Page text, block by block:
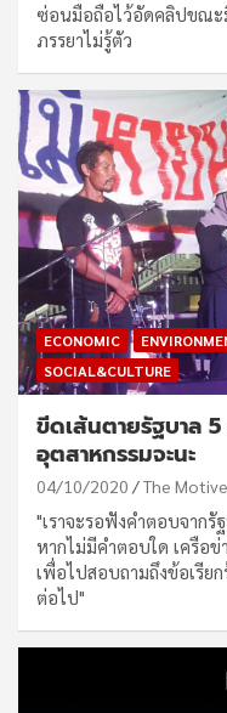
ซ่อนมือถือไว้อัดคลิปขณะ
ภรรยาไม่รู้ตัว
ECONOMIC
SOCIAL&CULTURE
ขีดเส้นตายรัฐบาล
อุตสาหกรรมจะนะ
04/10/2020 The
"เราจะรอฟังคำตอบจาก
หากไม่มีคำตอบใด เครือ
เพื่อไปสอบถามถึงข้อเรีย
ต่อไป"